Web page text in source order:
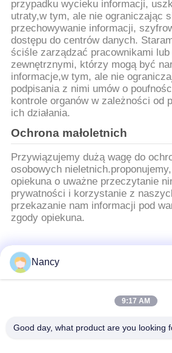
przypadku wycieku informacji,
utraty,w tym, ale nie ograniczając
przechowywanie informacji,
dostępu do centrów danych.
ściśle zarządzać pracownikami lub
zewnętrznymi, którzy mogą być
informacje,w tym, ale nie
podpisania z nimi umów o
kontrole organów w zależności od
ich działania.
Ochrona małoletnich
Przywiązujemy dużą wagę do
osobowych
opiekuna o uważne przeczytanie
prywatności i korzystanie z
przekazanie nam informacji pod
zgody opiekuna.
popularne kategorie
Nancy
9:17 AM
Good day, what product are you looking